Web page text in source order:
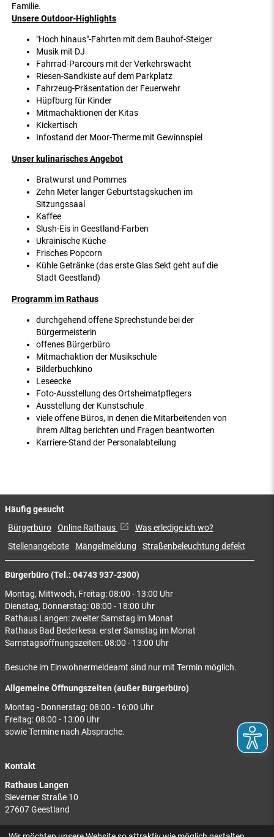
Familie.
Unsere Outdoor-Highlights
"Hoch hinaus"-Fahrten mit dem Bauhof-Steiger
Musik mit DJ
Fahrrad-Parcours mit der Verkehrswacht
Riesen-Sandkiste auf dem Parkplatz
Fahrzeug-Präsentation der Feuerwehr
Hüpfburg für Kinder
Mitmachaktionen der Kitas
Kickertisch
Infostand der Moor-Therme mit Gewinnspiel
Unser kulinarisches Angebot
Bratwurst und Pommes
Zehn Meter langer Geburtstagskuchen im
Sitzungssaal
Kaffee
Slush-Eis in Geestland-Farben
Ukrainische Küche
Frisches Popcorn
Kühle Getränke (das erste Glas Sekt geht auf die
Stadt Geestland)
Programm im Rathaus
durchgehend offene Sprechstunde bei der
Bürgermeisterin
offenes Bürgerbüro
Mitmachaktion der Musikschule
Bilderbuchkino
Leseecke
Foto-Ausstellung des Ortsheimatpflegers
Ausstellung der Kunstschule
viele offene Büros, in denen die Mitarbeitenden von
ihrem Alltag berichten und Fragen beantworten
Karriere-Stand der Personalabteilung
Bürgerbüro (Tel.: 04743 937-2300)
Montag, Mittwoch, Freitag: 08:00 - 13:00 Uhr
Dienstag, Donnerstag: 08:00 - 18:00 Uhr
Rathaus Langen: zweiter Samstag im Monat
Rathaus Bad Bederkesa: erster Samstag im Monat
Samstagsöffnungszeiten: 08:00 - 13:00 Uhr
Besuche im Einwohnermeldeamt sind nur mit Termin möglich.
Allgemeine Öffnungszeiten (außer Bürgerbüro)
Montag - Donnerstag: 08:00 - 16:00 Uhr
Freitag: 08:00 - 13:00 Uhr
sowie Termine nach Absprache.
Kontakt
Rathaus Langen
Sieverner Straße 10
27607 Geestland
Rathaus Bad Bederkesa
Häufig gesucht
Bürgerbüro Online Rathaus
Was erledige ich wo?
Stellenangebote
Mängelmeldung Straßenbeleuchtung defekt